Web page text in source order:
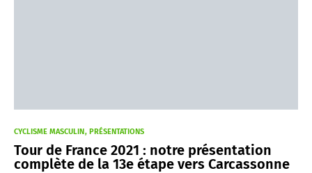
CYCLISME MASCULIN PRÉSENTATIONS
Tour de France 2021 : notre présentation
complète de la 13e étape vers Carcassonne